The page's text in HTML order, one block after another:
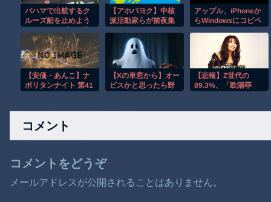
バハマで出航するク
ルーズ船を止めよう
劇！！
【アホパヨク】中核
派活動家らが前夜集
園からデモ行進「中
国侵略戦争、世界核
戦争を止めよう！」
と絶叫
アップル、iPhoneか
らWindowsにコピペ
【安価・あんこ】ナ
ポリタンナイト 第41
【Xの車窓から】オー
ビスかと思ったら野
【悲報】Z世代の
89.3%、「欧陽菲
コメント
コメントをどうぞ
メールアドレスが公開されることはありません。